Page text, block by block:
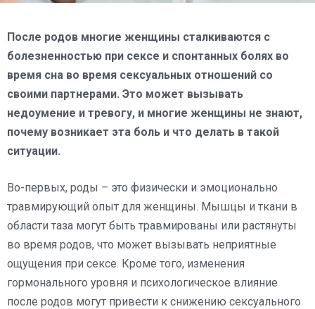
После родов многие женщины сталкиваются с
болезненностью при сексе и спонтанных болях во
время сна во время сексуальных отношений со
своими партнерами. Это может вызывать
недоумение и тревогу, и многие женщины не знают,
почему возникает эта боль и что делать в такой
ситуации.
Во-первых, роды – это физически и эмоционально
травмирующий опыт для женщины. Мышцы и ткани в
области таза могут быть травмированы или растянуты
во время родов, что может вызывать неприятные
ощущения при сексе. Кроме того, изменения
гормонального уровня и психологическое влияние
после родов могут привести к снижению сексуального